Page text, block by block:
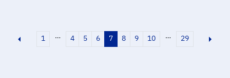
1 … 4 5 6 7 8 9 10 … 29